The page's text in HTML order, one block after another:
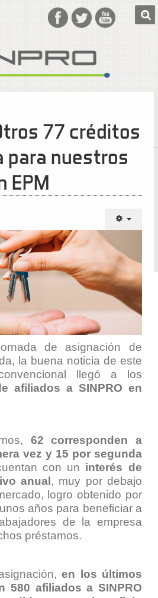
77 créditos
para nuestros
EPM
de asignación de
la buena noticia de este
llegó a los
afiliados a SINPRO en
62 corresponden a
vez y 15 por segunda
con un interés de
anual , muy por debajo
logro obtenido por
años para beneficiar a
de la empresa
préstamos.
en los últimos
580 afiliados a SINPRO